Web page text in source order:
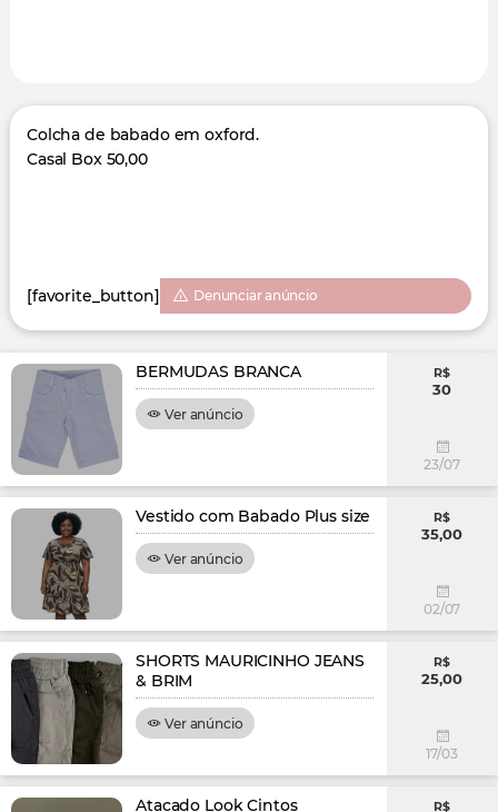
Colcha de babado em oxford.
Casal Box 50,00
[favorite_button] Denunciar anúncio
BERMUDAS BRANCA
Ver anúncio
R$
30
23/07
Vestido com Babado Plus size
Ver anúncio
R$
35,00
02/07
SHORTS MAURICINHO JEANS
& BRIM
Ver anúncio
R$
25,00
17/03
Atacado Look Cintos R$